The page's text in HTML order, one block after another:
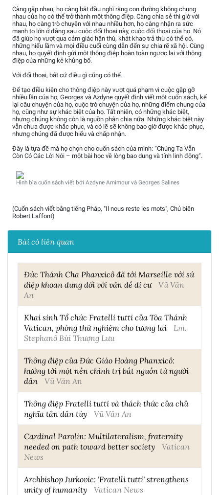
Càng gặp nhau, họ càng bắt đầu nghĩ rằng con đường không chung
nhau của họ có thể trở thành một thông điệp. Càng chia sẻ thì giờ với
nhau, họ càng trò chuyện với nhau nhiều hơn, họ càng nhận ra sức
mạnh to lớn ở đằng sau cuộc đối thoại này, cuộc đối thoại của họ. Nó
đã giúp họ vượt qua cảm giác hận thù, khát khao trả thù có thể có,
những hiểu lầm và mọi điều cuối cùng dẫn đến sự chia rẽ xã hội. Cùng
nhau, họ quyết định gửi một thông điệp hoàn toàn ngược lại với thông
điệp của những kẻ khủng bố.
Với đối thoại, bất cứ điều gì cũng có thể.
Để tạo điều kiện cho thông điệp này vượt quá phạm vi cuộc gặp gỡ
nhiều lần của họ, Georges và Azdyne quyết định viết một cuốn sách, kể
lại câu chuyện của họ, cuộc trò chuyện của họ, những điểm chung của
họ, cũng như sự khác biệt của họ. Tất nhiên, có những khác biệt,
nhưng chúng không còn là nguồn phân chia nữa. Những khác biệt này
vẫn chưa được khắc phục, và có lẽ sẽ không bao giờ được khắc phục,
nhưng chúng đã được hiểu và chấp nhận.
Đây là tựa đề mà họ chọn cho cuốn sách của mình: “Chúng Ta Vẫn
Còn Có Các Lời Nói – một bài học về lòng bao dung và tính linh động”.
Hình bìa cuốn sách viết bởi Azdyne Amimour và Georges Salines
(Cuốn sách viết bằng tiếng Pháp, "Il nous reste les mots", Chủ biên
Robert Laffont)
Bài có liên quan
Đức Thánh Cha Phanxicô đã tới Marseille với sứ
điệp khoan dung đối với vấn đề di cư
Vũ Văn
An
Khai sinh Tổ chức Fratelli tutti của Tòa Thánh
Vatican, phòng thử nghiệm cho tương lai
Lm.
Stephanô Bùi Thượng Lưu
Thông điệp của Đức Giáo Hoàng Phanxicô:
hướng tới một nền chính trị bắt nguồn từ người
dân
Vũ Văn An
Thông điệp Fratelli tutti và thách thức của chủ
nghĩa tân dân túy
Vũ Văn An
Cardinal Parolin: Multilateralism, fraternity
needed on path toward better society
Vatican
News
Archbishop Jurkovic: 'Fratelli tutti' strengthens
unity of humanity
Vatican News